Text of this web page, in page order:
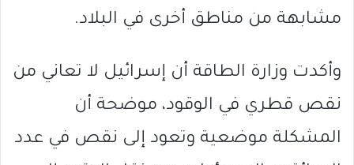
مشابهة من مناطق أخرى في البلاد.
وأكدت وزارة الطاقة أن إسرائيل لا تعاني من
نقص قطري في الوقود، موضحة أن
المشكلة موضعية وتعود إلى نقص في عدد